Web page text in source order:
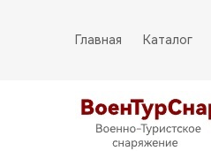
Главная Каталог